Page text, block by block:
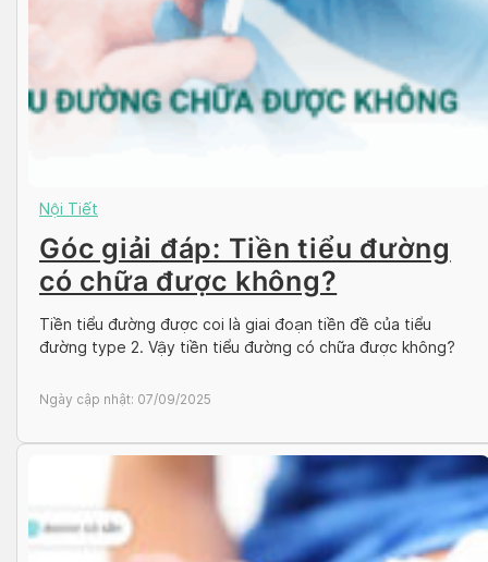
Nội Tiết
Góc giải đáp: Tiền tiểu đường
có chữa được không?
Tiền tiểu đường được coi là giai đoạn tiền đề của tiểu
đường type 2. Vậy tiền tiểu đường có chữa được không?
Ngày cập nhật: 07/09/2025